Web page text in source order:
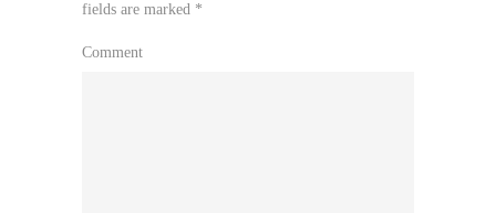
fields are marked *
Comment